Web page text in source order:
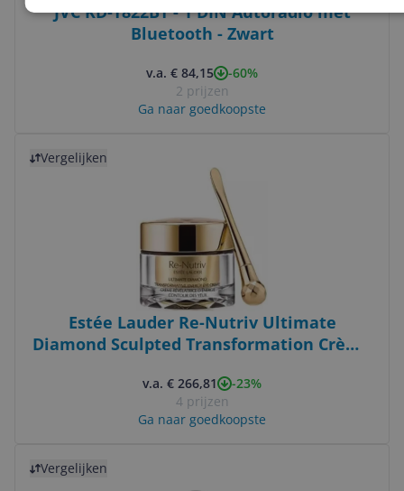
JVC KD-T822BT - 1 DIN Autoradio met
Bluetooth - Zwart
v.a. € 84,15
-60%
2 prijzen
Ga naar goedkoopste
Vergelijken
Estée Lauder Re-Nutriv Ultimate
Diamond Sculpted Transformation Crème
v.a. € 266,81
-23%
4 prijzen
Ga naar goedkoopste
Vergelijken